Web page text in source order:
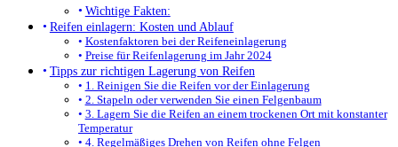
Wichtige Fakten:
Reifen einlagern: Kosten und Ablauf
Kostenfaktoren bei der Reifeneinlagerung
Preise für Reifenlagerung im Jahr 2024
Tipps zur richtigen Lagerung von Reifen
1. Reinigen Sie die Reifen vor der Einlagerung
2. Stapeln oder verwenden Sie einen Felgenbaum
3. Lagern Sie die Reifen an einem trockenen Ort mit konstanter
Temperatur
4. Regelmäßiges Drehen von Reifen ohne Felgen